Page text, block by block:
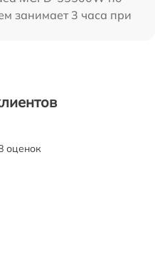
занимает 3 часа при
оценок